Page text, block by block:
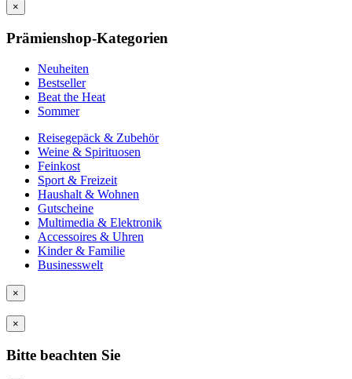
×
Prämienshop-Kategorien
Neuheiten
Bestseller
Beat the Heat
Sommer
Reisegepäck & Zubehör
Weine & Spirituosen
Feinkost
Sport & Freizeit
Haushalt & Wohnen
Gutscheine
Multimedia & Elektronik
Accessoires & Uhren
Kinder & Familie
Businesswelt
×
×
Bitte beachten Sie